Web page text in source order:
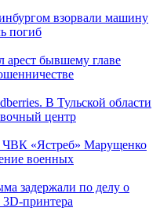
взорвали машину
погиб
арест бывшему главе
В Тульской области
центр
ЧВК «Ястреб» Марущенко
военных
задержали по делу о